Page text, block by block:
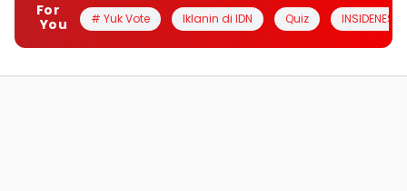
For
You
# Yuk Vote Iklanin di IDN Quiz INSIDENESIA